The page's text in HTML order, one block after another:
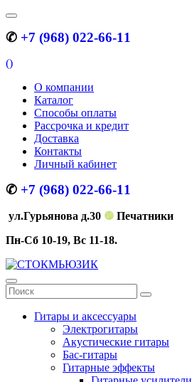
✆ +7 (968) 022-66-11
()
О компании
Каталог
Способы оплаты
Рассрочка и кредит
Доставка
Контакты
Личный кабинет
✆ +7 (968) 022-66-11
ул.Гурьянова д.30 ❿ Печатники
Пн-Сб 10-19, Вс 11-18.
Гитары и аксессуары
Электрогитары
Акустические гитары
Бас-гитары
Гитарные эффекты